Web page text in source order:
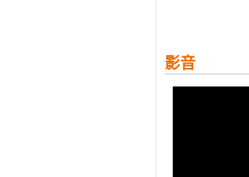
繫好安全帶
者兼顧。
來看過最棒
影音